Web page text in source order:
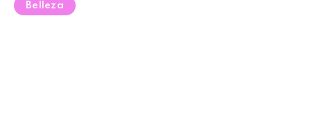
Belleza